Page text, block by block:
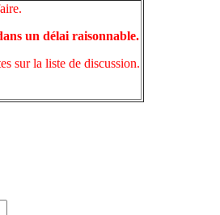
un délai raisonnable.
sur la liste de discussion.